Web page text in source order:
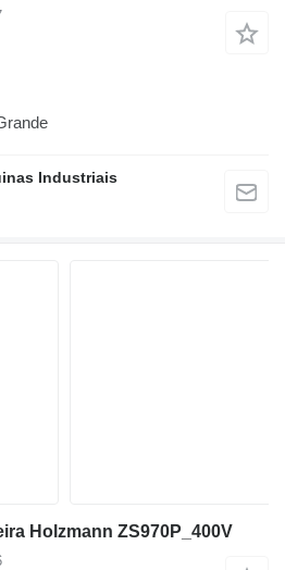
Industriais
Holzmann ZS970P_400V